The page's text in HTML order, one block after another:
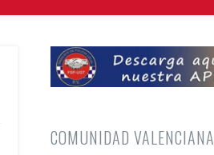
COMUNIDAD VALENCIANA